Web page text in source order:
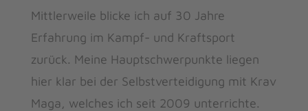
Mittlerweile blicke ich auf 30 Jahre
Erfahrung im Kampf- und Kraftsport
zurück. Meine Hauptschwerpunkte liegen
hier klar bei der Selbstverteidigung mit Krav
Maga, welches ich seit 2009 unterrichte.